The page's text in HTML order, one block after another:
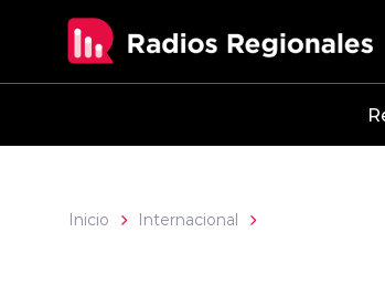
Inicio Internacional